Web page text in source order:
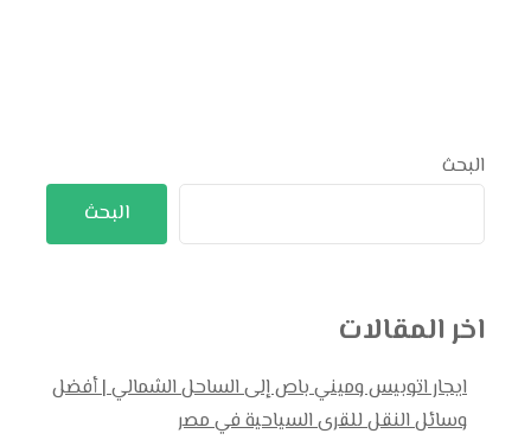
البحث
البحث
اخر المقالات
ايجار اتوبيس وميني باص إلى الساحل الشمالي | أفضل
وسائل النقل للقرى السياحية في مصر